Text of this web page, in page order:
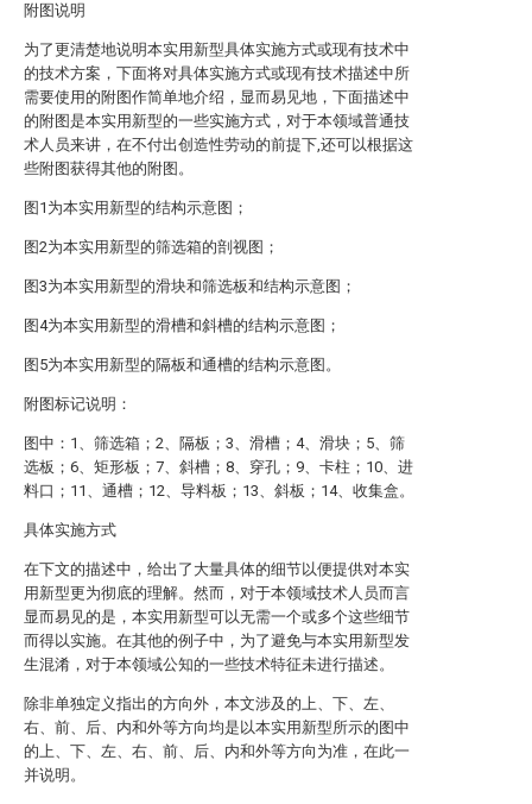
附图说明
为了更清楚地说明本实用新型具体实施方式或现有技术中
的技术方案，下面将对具体实施方式或现有技术描述中所
需要使用的附图作简单地介绍，显而易见地，下面描述中
的附图是本实用新型的一些实施方式，对于本领域普通技
术人员来讲，在不付出创造性劳动的前提下,还可以根据这
些附图获得其他的附图。
图1为本实用新型的结构示意图；
图2为本实用新型的筛选箱的剖视图；
图3为本实用新型的滑块和筛选板和结构示意图；
图4为本实用新型的滑槽和斜槽的结构示意图；
图5为本实用新型的隔板和通槽的结构示意图。
附图标记说明：
图中：1、筛选箱；2、隔板；3、滑槽；4、滑块；5、筛
选板；6、矩形板；7、斜槽；8、穿孔；9、卡柱；10、进
料口；11、通槽；12、导料板；13、斜板；14、收集盒。
具体实施方式
在下文的描述中，给出了大量具体的细节以便提供对本实
用新型更为彻底的理解。然而，对于本领域技术人员而言
显而易见的是，本实用新型可以无需一个或多个这些细节
而得以实施。在其他的例子中，为了避免与本实用新型发
生混淆，对于本领域公知的一些技术特征未进行描述。
除非单独定义指出的方向外，本文涉及的上、下、左、
右、前、后、内和外等方向均是以本实用新型所示的图中
的上、下、左、右、前、后、内和外等方向为准，在此一
并说明。